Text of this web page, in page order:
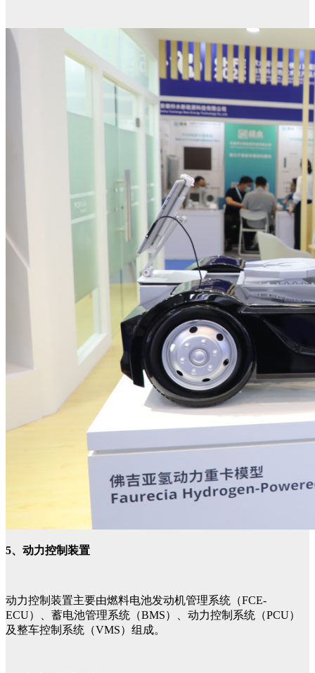
5、动力控制装置
动力控制装置主要由燃料电池发动机管理系统（FCE-
ECU）、蓄电池管理系统（BMS）、动力控制系统（PCU）
及整车控制系统（VMS）组成。